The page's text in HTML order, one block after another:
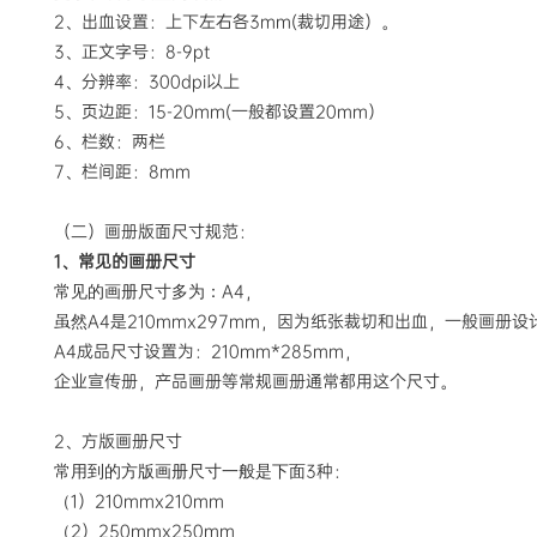
2、出血设置：上下左右各3mm(裁切用途）。
3、正文字号：8-9pt
4、分辨率：300dpi以上
5、页边距：15-20mm(一般都设置20mm）
6、栏数：两栏
7、栏间距：8mm
（二）画册版面尺寸规范：
1、常见的画册尺寸
常见的画册尺寸多为： A4，
虽然A4是210mmx297mm，因为纸张裁切和出血，一般画册设
A4成品尺寸设置为：210mm*285mm，
企业宣传册，产品画册等常规画册通常都用这个尺寸。
2、方版画册尺寸
常用到的方版画册尺寸一般是下面3种：
（1）210mmx210mm
（ 2）250mmx250mm